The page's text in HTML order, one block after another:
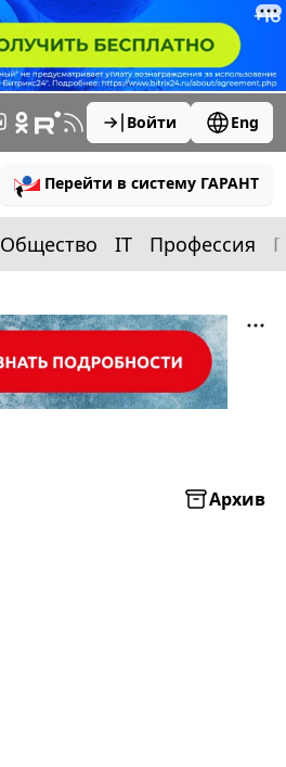
Войти Eng
Перейти в систему ГАРАНТ
Общество IT Профессия
Архив